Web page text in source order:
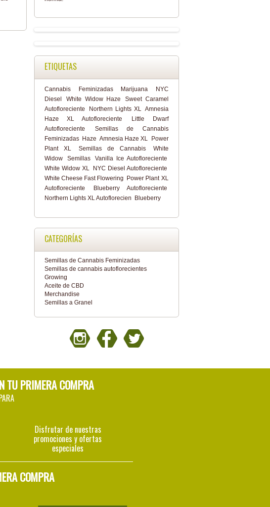
ETIQUETAS
Cannabis Feminizadas Marijuana
NYC
Diesel
White Widow Haze
Sweet Caramel
Autofloreciente
Northern Lights XL Amnesia
Haze XL Autofloreciente
Little Dwarf
Autofloreciente
Semillas de Cannabis
Feminizadas Haze Amnesia Haze XL
Power
Plant XL
Semillas de Cannabis
White
Widow
Semillas
Vanilla Ice Autofloreciente
White Widow XL
NYC Diesel Autofloreciente
White Cheese Fast Flowering
Power Plant XL
Autofloreciente
Blueberry Autofloreciente
Northern Lights XL Autoflorecien
Blueberry
CATEGORÍAS
Semillas de Cannabis Feminizadas
Semillas de cannabis autoflorecientes
Growing
Aceite de CBD
Merchandise
Semillas a Granel
TU PRIMERA COMPRA
Disfrutar de nuestras
promociones y ofertas
especiales
COMPRA